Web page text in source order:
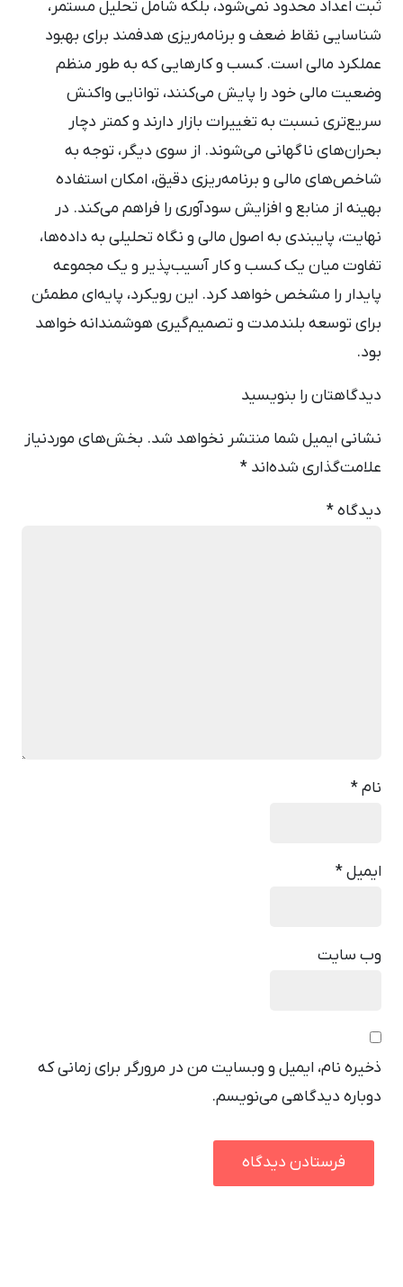
ثبت اعداد محدود نمی‌شود، بلکه شامل تحلیل مستمر،
شناسایی نقاط ضعف و برنامه‌ریزی هدفمند برای بهبود
عملکرد مالی است. کسب ‌و کارهایی که به ‌طور منظم
وضعیت مالی خود را پایش می‌کنند، توانایی واکنش
سریع‌تری نسبت به تغییرات بازار دارند و کمتر دچار
بحران‌های ناگهانی می‌شوند. از سوی دیگر، توجه به
شاخص‌های مالی و برنامه‌ریزی دقیق، امکان استفاده
بهینه از منابع و افزایش سودآوری را فراهم می‌کند. در
نهایت، پایبندی به اصول مالی و نگاه تحلیلی به داده‌ها،
تفاوت میان یک کسب ‌و کار آسیب‌پذیر و یک مجموعه
پایدار را مشخص خواهد کرد. این رویکرد، پایه‌ای مطمئن
برای توسعه بلندمدت و تصمیم‌گیری هوشمندانه خواهد
بود.
دیدگاهتان را بنویسید
نشانی ایمیل شما منتشر نخواهد شد. بخش‌های موردنیاز
علامت‌گذاری شده‌اند *
دیدگاه*
نام*
ایمیل*
وب‌ سایت
ذخیره نام، ایمیل و وبسایت من در مرورگر برای زمانی که
دوباره دیدگاهی می‌نویسم.